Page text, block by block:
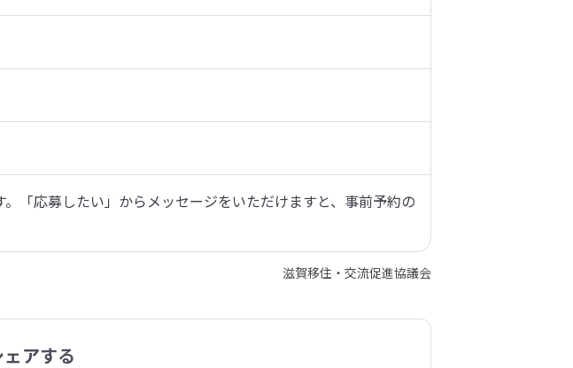
「応募したい」からメッセージをいただけますと、事前予約の
滋賀移住・交流促進協議会
アする